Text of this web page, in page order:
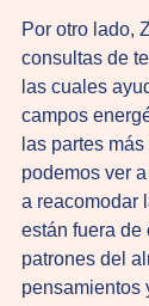
Por otro lado,
consultas de
las cuales
campos
las partes
podemos ver
a reacomodar
están fuera de
patrones del
pensamientos